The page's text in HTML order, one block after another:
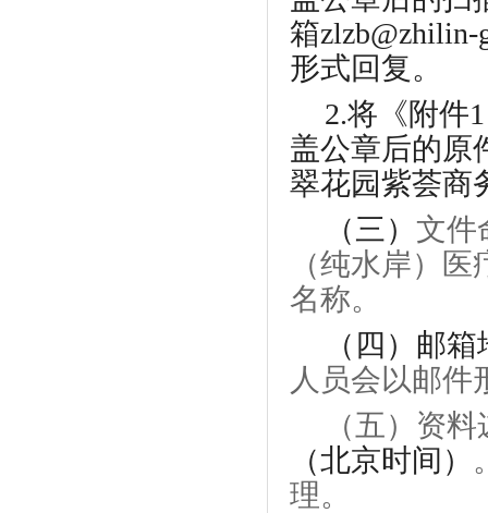
箱
形式回复。
2.将《附件
盖公章后的原
翠花园紫荟商
（三） 文件
（纯水岸）
名称。
（四）邮
人员会以邮件
（五）资料
（北京时间）
理。